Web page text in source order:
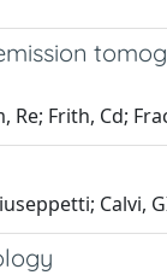
Re; Frith, Cd;
Calvi,